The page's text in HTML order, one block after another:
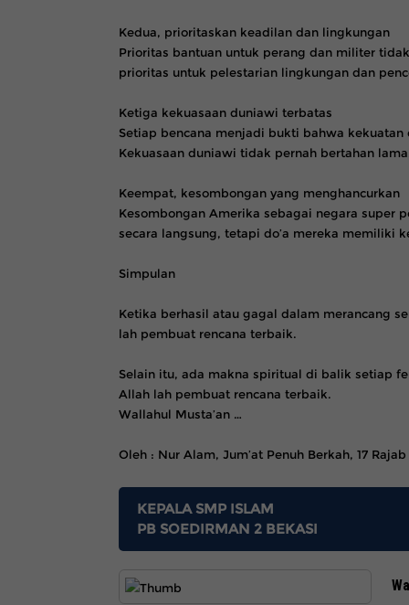
Kedua, prioritaskan keadilan dan lingkungan
Prioritas bantuan untuk perang dan militer
prioritas untuk pelestarian lingkungan dan
Ketiga kekuasaan duniawi terbatas
Setiap bencana menjadi bukti bahwa
Kekuasaan duniawi tidak pernah bertahan
Keempat, kesombongan yang menghancurkan
Kesombongan Amerika sebagai negara super
secara langsung, tetapi do’a mereka memiliki
Simpulan
Ketika berhasil atau gagal dalam merancang
lah pembuat rencana terbaik.
Selain itu, ada makna spiritual di balik setiap
Allah lah pembuat rencana terbaik.
Wallahul Musta’an …
Oleh : Nur Alam, Jum’at Penuh Berkah, 17
KEPALA SMP ISLAM
PB SOEDIRMAN 2 BEKASI